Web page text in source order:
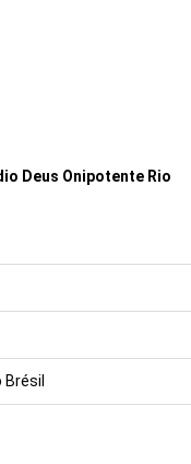
Deus Onipotente Rio
Brésil